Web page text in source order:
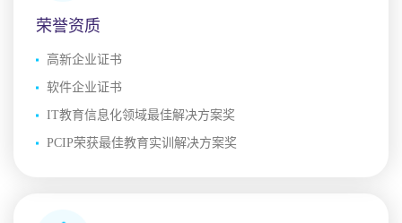
荣誉资质
高新企业证书
软件企业证书
IT教育信息化领域最佳解决方案奖
PCIP荣获最佳教育实训解决方案奖